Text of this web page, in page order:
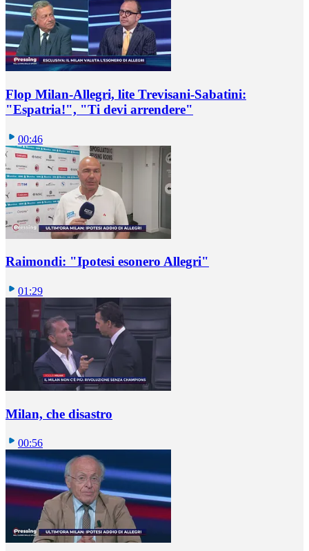
Flop Milan-Allegri, lite Trevisani-Sabatini:
"Espatria!", "Ti devi arrendere"
00:46
Raimondi: "Ipotesi esonero Allegri"
01:29
Milan, che disastro
00:56